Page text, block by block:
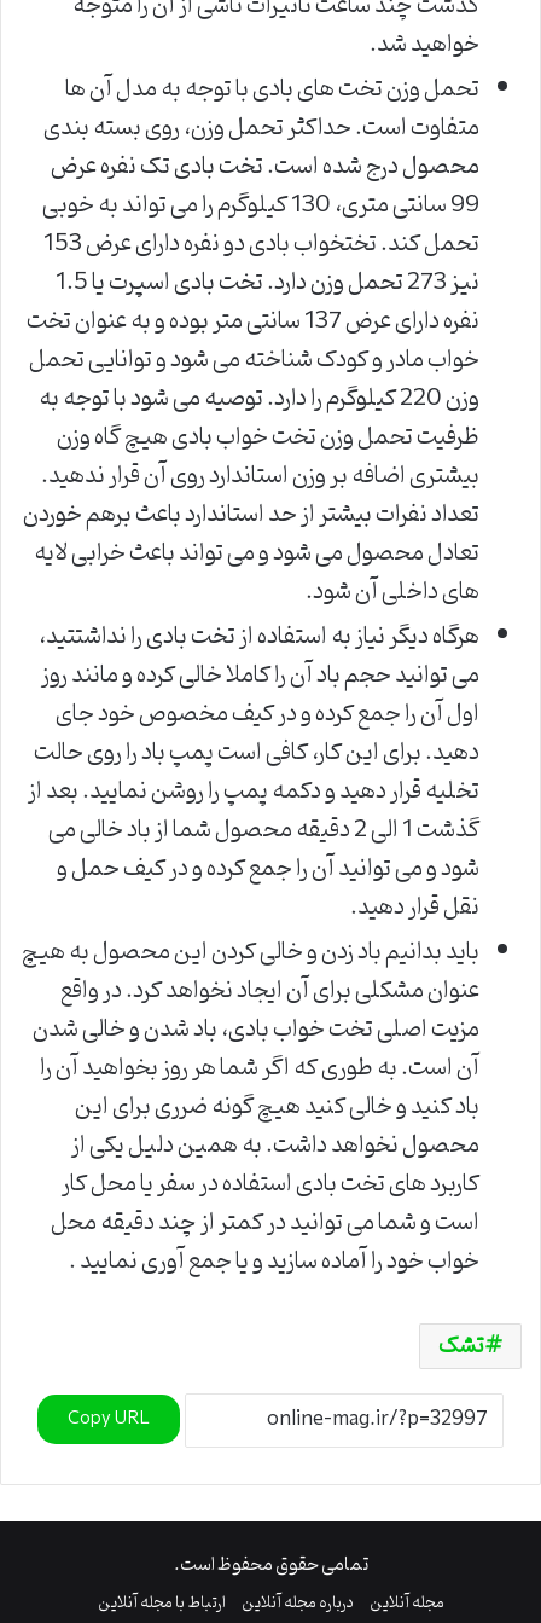
خواهید شد.
تحمل وزن تخت های بادی با توجه به مدل آن ها
متفاوت است. حداکثر تحمل وزن، روی بسته بندی
محصول درج شده است. تخت بادی تک نفره عرض
99 سانتی متری، 130 کیلوگرم را می تواند به خوبی
تحمل کند. تختخواب بادی دو نفره دارای عرض 153
نیز 273 تحمل وزن دارد. تخت بادی اسپرت یا 1.5
نفره دارای عرض 137 سانتی متر بوده و به عنوان تخت
خواب مادر و کودک شناخته می شود و توانایی تحمل
وزن 220 کیلوگرم را دارد. توصیه می شود با توجه به
ظرفیت تحمل وزن تخت خواب بادی هیچ گاه وزن
بیشتری اضافه بر وزن استاندارد روی آن قرار ندهید.
تعداد نفرات بیشتر از حد استاندارد باعث برهم خوردن
تعادل محصول می شود و می تواند باعث خرابی لایه
های داخلی آن شود.
هرگاه دیگر نیاز به استفاده از تخت بادی را نداشتتید،
می توانید حجم باد آن را کاملا خالی کرده و مانند روز
اول آن را جمع کرده و در کیف مخصوص خود جای
دهید. برای این کار، کافی است پمپ باد را روی حالت
تخلیه قرار دهید و دکمه پمپ را روشن نمایید. بعد از
گذشت 1 الی 2 دقیقه محصول شما از باد خالی می
شود و می توانید آن را جمع کرده و در کیف حمل و
نقل قرار دهید.
باید بدانیم باد زدن و خالی کردن این محصول به هیچ
عنوان مشکلی برای آن ایجاد نخواهد کرد. در واقع
مزیت اصلی تخت خواب بادی، باد شدن و خالی شدن
آن است. به طوری که اگر شما هر روز بخواهید آن را
باد کنید و خالی کنید هیچ گونه ضرری برای این
محصول نخواهد داشت. به همین دلیل یکی از
کاربرد های تخت بادی استفاده در سفر یا محل کار
است و شما می توانید در کمتر از چند دقیقه محل
خواب خود را آماده سازید و یا جمع آوری نمایید .
تشک
Copy URL
تمامی حقوق محفوظ است.
مجله آنلاین درباره مجله آنلاین ارتباط با مجله آنلاین